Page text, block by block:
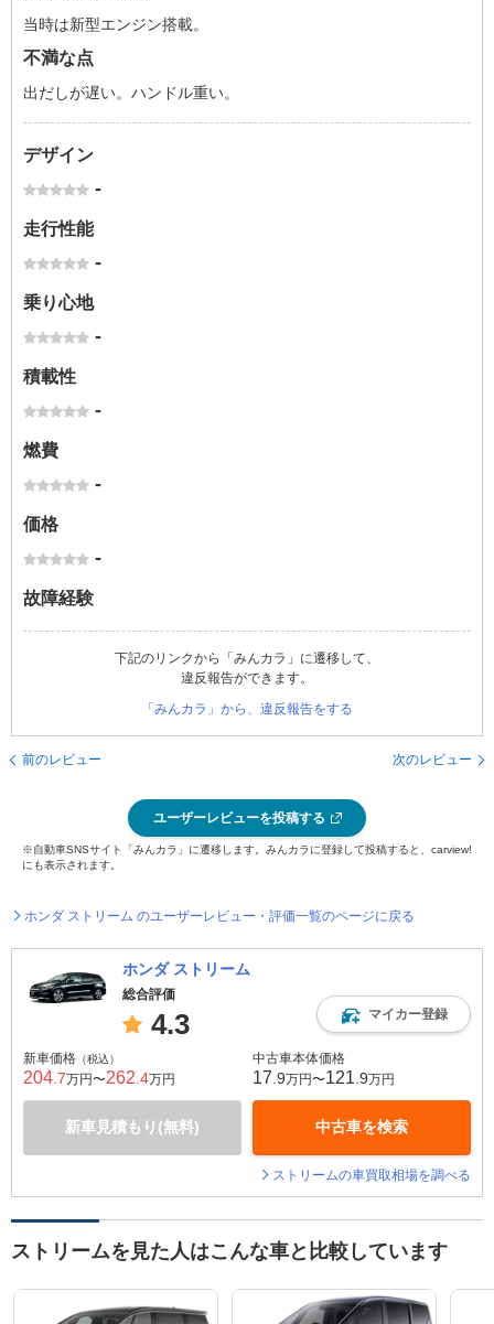
当時は新型エンジン搭載。
不満な点
出だしが遅い。ハンドル重い。
デザイン
-
走行性能
-
乗り心地
-
積載性
-
燃費
-
価格
-
故障経験
下記のリンクから「みんカラ」に遷移して、
違反報告ができます。
「みんカラ」から、違反報告をする
前のレビュー 次のレビュー
ユーザーレビューを投稿する
※自動車SNSサイト「みんカラ」に遷移します。みんカラに登録して投稿すると、carview!
にも表示されます。
ホンダ ストリーム のユーザーレビュー・評価一覧のページに戻る
ホンダ ストリーム
総合評価
4.3 マイカー登録
新車価格 （税込）
204 .7万円〜262 .4万円
新車見積もり(無料)
中古車本体価格
17 .9万円〜121 .9万円
中古車を検索
ストリームの車買取相場を調べる
ストリームを見た人はこんな車と比較しています